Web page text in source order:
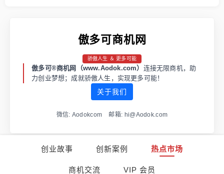
创业故事 创新案例 热点市场
商机交流 VIP 会员
傲多可商机网
骄傲人生 ＆ 更多可能
傲多可®商机网（www.Aodok.com） 连接无限商机，助
力创业梦想；成就骄傲人生，实现更多可能！
关于我们
微信: Aodokcom 邮箱: hi@Aodok.com
渝ICP备2021001973号-1